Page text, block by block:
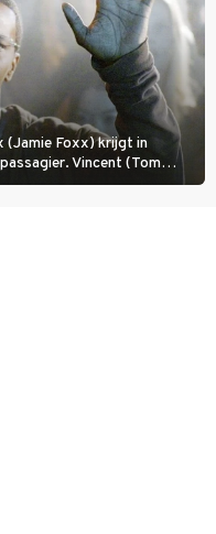
(Jamie Foxx) krijgt in
Vincent (Tom
door te loodsen om een